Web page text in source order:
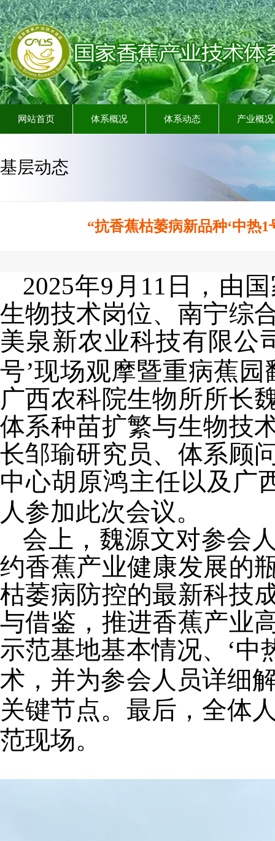
网站首页 体系概况 体系动态 产业概况
基层动态
“抗香蕉枯萎病新品种‘中热
2025年9月11日 ， 由
生物技术岗位、 南宁综
美泉新农业科技有限公
号’现场观摩暨重病蕉
广西农科院生物所所长
体系种苗扩繁与生物技
长邹瑜研究员、体系顾
中心胡原鸿主任以及广
人参加此次会议。
会上，魏源文对参会
约香蕉产业健康发展的
枯萎病防控的最新科技
与借鉴，推进香蕉产业
示范基地基本情况、 ‘中
术，并为参会人员详细
关键节点。最后，全体
范现场。